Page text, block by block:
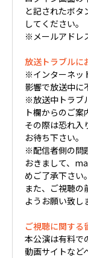
と記されたボタ
してください。
※メールアドレ
放送トラブルに
※インターネッ
影響で放送中に
※放送中トラブ
ト欄からのご案
その際は恐れ入
お待ち下さい。
※配信者側の問
おきまして、
めご了承下さい。
また、ご視聴の
ようお願い致し
ご視聴に関する
本公演は有料で
動画サイトなど